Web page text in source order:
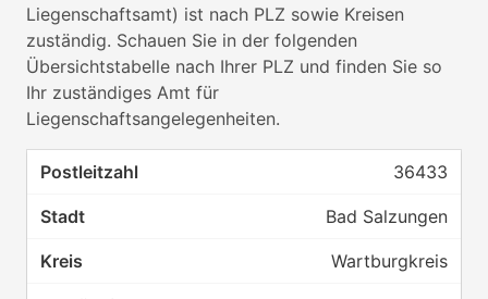
Liegenschaftsamt) ist nach PLZ sowie Kreisen
zuständig. Schauen Sie in der folgenden
Übersichtstabelle nach Ihrer PLZ und finden Sie so
Ihr zuständiges Amt für
Liegenschaftsangelegenheiten.
36433
Bad Salzungen
Wartburgkreis